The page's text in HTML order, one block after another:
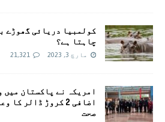
کولمبیا دریائی گھوڑے
چاہتا ہے؟
مارچ 3, 2023 21,321
امريکہ نے پاکستان میں
اضافی 2 کروڑ ڈالر
صحت